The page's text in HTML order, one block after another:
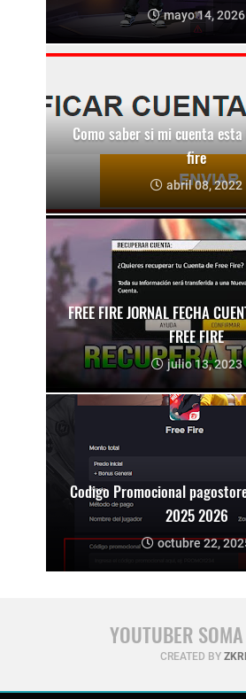
mayo 14, 2026
Como saber si mi cuenta
fire
abril 08, 2022
FREE FIRE JORNAL FECHA
FREE FIRE
julio 13, 2023
Codigo Promocional
2025 2026
octubre 22,
YOUTUBER
CREATED BY